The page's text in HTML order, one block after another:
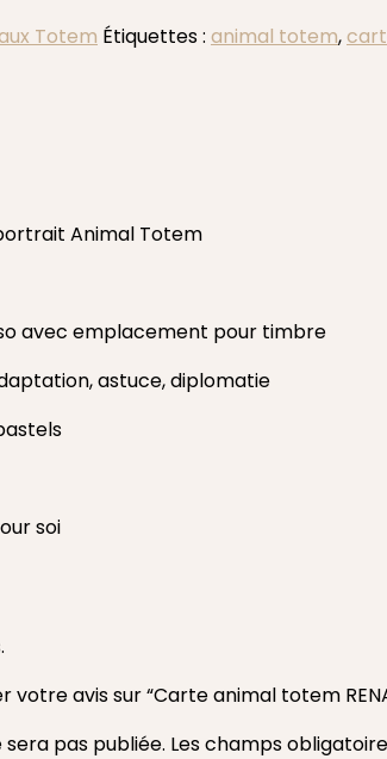
Totem Étiquettes : animal totem,
Animal Totem
avec emplacement pour timbre
astuce, diplomatie
soi
votre avis sur “Carte animal totem
pas publiée. Les champs